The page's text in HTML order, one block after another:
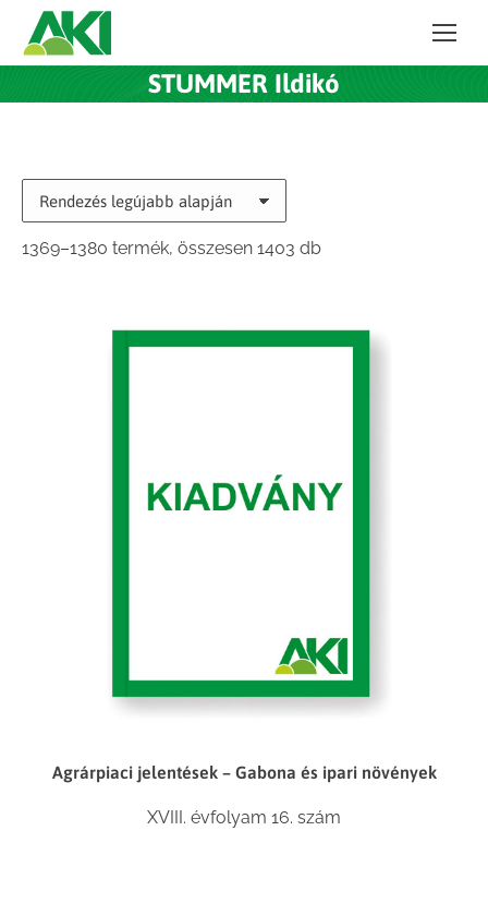
STUMMER Ildikó
1369–1380 termék, összesen 1403 dbSorted
Agrárpiaci jelentések – Gabona és ipari növények
XVIII. évfolyam 16. szám